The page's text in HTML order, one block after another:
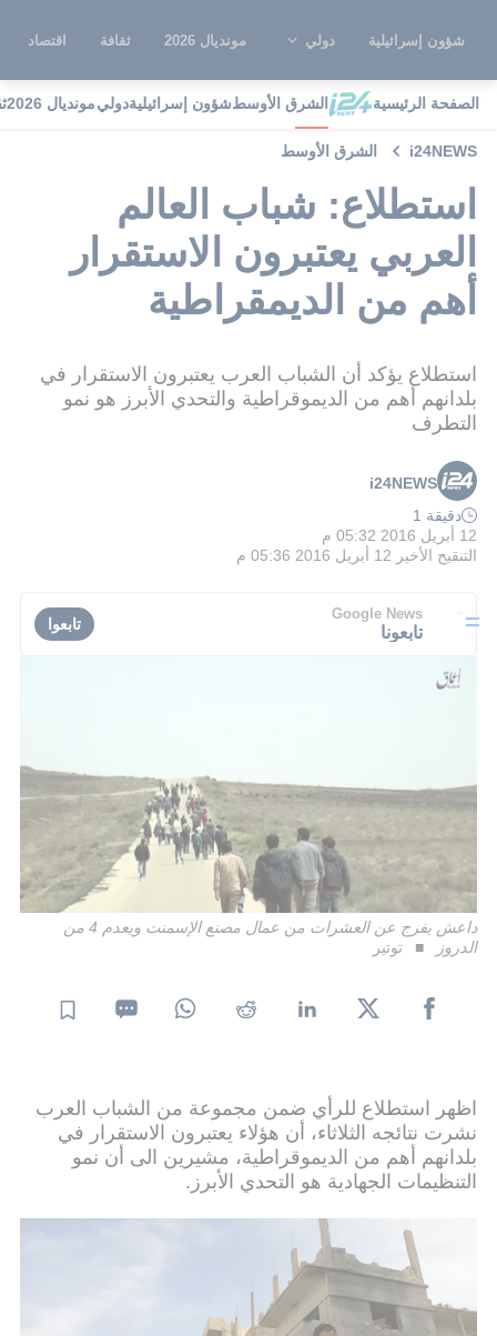
شؤون إسرائيلية دولي مونديال 2026 ثقافة اقتصاد
الصفحة الرئيسية الشرق الأوسطشؤون إسرائيليةدوليمونديال 2026
i24NEWS الشرق الأوسط
استطلاع: شباب العالم
العربي يعتبرون الاستقرار
أهم من الديمقراطية
استطلاع يؤكد أن الشباب العرب يعتبرون الاستقرار في
بلدانهم أهم من الديموقراطية والتحدي الأبرز هو نمو
التطرف
i24NEWS
دقيقة 1
12 أبريل 2016 05:32 م
التنقيح الأخير 12 أبريل 2016 05:36 م
Google News
تابعونا تابعوا
داعش يفرج عن العشرات من عمال مصنع الإسمنت ويعدم 4 من
الدروز
توتير
اظهر استطلاع للرأي ضمن مجموعة من الشباب العرب
نشرت نتائجه الثلاثاء، أن هؤلاء يعتبرون الاستقرار في
بلدانهم أهم من الديموقراطية، مشيرين الى أن نمو
التنظيمات الجهادية هو التحدي الأبرز.